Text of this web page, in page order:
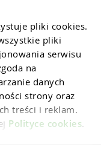
pliki cookies.
pliki
serwisu
na
danych
strony oraz
treści i reklam.
Polityce cookies.